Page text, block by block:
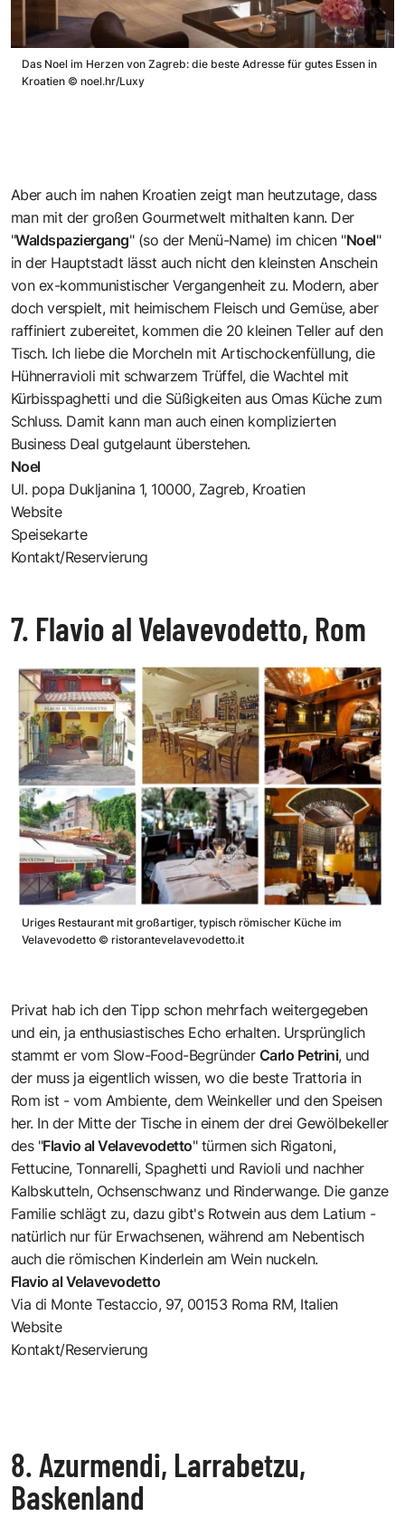
Das Noel im Herzen von Zagreb: die beste Adresse für gutes Essen in
Kroatien © noel.hr/Luxy
Aber auch im nahen Kroatien zeigt man heutzutage, dass
man mit der großen Gourmetwelt mithalten kann. Der
"Waldspaziergang" (so der Menü-Name) im chicen "Noel"
in der Hauptstadt lässt auch nicht den kleinsten Anschein
von ex-kommunistischer Vergangenheit zu. Modern, aber
doch verspielt, mit heimischem Fleisch und Gemüse, aber
raffiniert zubereitet, kommen die 20 kleinen Teller auf den
Tisch. Ich liebe die Morcheln mit Artischockenfüllung, die
Hühnerravioli mit schwarzem Trüffel, die Wachtel mit
Kürbisspaghetti und die Süßigkeiten aus Omas Küche zum
Schluss. Damit kann man auch einen komplizierten
Business Deal gutgelaunt überstehen.
Noel
Ul. popa Dukljanina 1, 10000, Zagreb, Kroatien
Website
Speisekarte
Kontakt/Reservierung
7. Flavio al Velavevodetto, Rom
Uriges Restaurant mit großartiger, typisch römischer Küche im
Velavevodetto © ristorantevelavevodetto.it
Privat hab ich den Tipp schon mehrfach weitergegeben
und ein, ja enthusiastisches Echo erhalten. Ursprünglich
stammt er vom Slow-Food-Begründer Carlo Petrini, und
der muss ja eigentlich wissen, wo die beste Trattoria in
Rom ist - vom Ambiente, dem Weinkeller und den Speisen
her. In der Mitte der Tische in einem der drei Gewölbekeller
des "Flavio al Velavevodetto" türmen sich Rigatoni,
Fettucine, Tonnarelli, Spaghetti und Ravioli und nachher
Kalbskutteln, Ochsenschwanz und Rinderwange. Die ganze
Familie schlägt zu, dazu gibt's Rotwein aus dem Latium -
natürlich nur für Erwachsenen, während am Nebentisch
auch die römischen Kinderlein am Wein nuckeln.
Flavio al Velavevodetto
Via di Monte Testaccio, 97, 00153 Roma RM, Italien
Website
Kontakt/Reservierung
8. Azurmendi, Larrabetzu,
Baskenland